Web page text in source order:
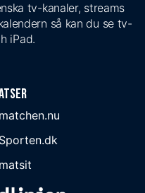
tv-kanaler, streams
så kan du se tv-
iPad.